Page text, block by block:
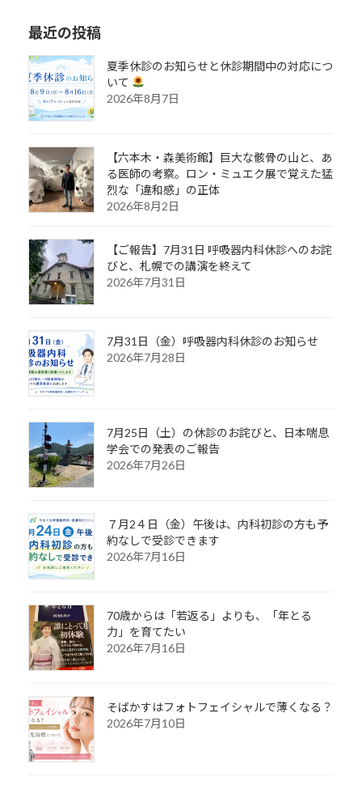
最近の投稿
夏季休診のお知らせと休診期間中の対応につ
いて
2026年8月7日
【六本木・森美術館】巨大な骸骨の山と、あ
る医師の考察。ロン・ミュエク展で覚えた猛
烈な「違和感」の正体
2026年8月2日
【ご報告】7月31日 呼吸器内科休診へのお詫
びと、札幌での講演を終えて
2026年7月31日
7月31日（金）呼吸器内科休診のお知らせ
2026年7月28日
7月25日（土）の休診のお詫びと、日本喘息
学会での発表のご報告
2026年7月26日
７月2４日（金）午後は、内科初診の方も予
約なしで受診できます
2026年7月16日
70歳からは「若返る」よりも、「年とる
力」を育てたい
2026年7月16日
そばかすはフォトフェイシャルで薄くなる？
2026年7月10日